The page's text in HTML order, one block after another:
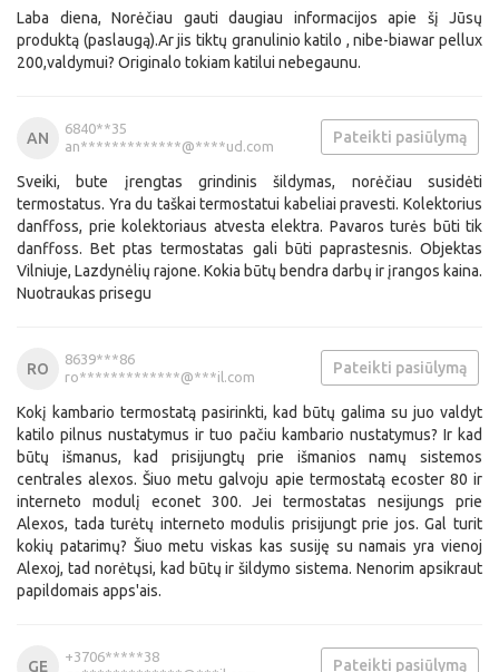
Laba diena, Norėčiau gauti daugiau informacijos apie šį Jūsų
produktą (paslaugą).Ar jis tiktų granulinio katilo , nibe-biawar pellux
200,valdymui? Originalo tokiam katilui nebegaunu.
AN
6840**35
an*************@****ud.com
Pateikti pasiūlymą
Sveiki, bute įrengtas grindinis šildymas, norėčiau susidėti
termostatus. Yra du taškai termostatui kabeliai pravesti. Kolektorius
danffoss, prie kolektoriaus atvesta elektra. Pavaros turės būti tik
danffoss. Bet ptas termostatas gali būti paprastesnis. Objektas
Vilniuje, Lazdynėlių rajone. Kokia būtų bendra darbų ir įrangos kaina.
Nuotraukas prisegu
RO
8639***86
ro*************@***il.com
Pateikti pasiūlymą
Kokį kambario termostatą pasirinkti, kad būtų galima su juo valdyt
katilo pilnus nustatymus ir tuo pačiu kambario nustatymus? Ir kad
būtų išmanus, kad prisijungtų prie išmanios namų sistemos
centrales alexos. Šiuo metu galvoju apie termostatą ecoster 80 ir
interneto modulį econet 300. Jei termostatas nesijungs prie
Alexos, tada turėtų interneto modulis prisijungt prie jos. Gal turit
kokių patarimų? Šiuo metu viskas kas susiję su namais yra vienoj
Alexoj, tad norėtųsi, kad būtų ir šildymo sistema. Nenorim apsikraut
papildomais apps'ais.
GE
+3706*****38
Pateikti pasiūlymą